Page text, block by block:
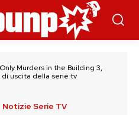
Only Murders in the Building 3,
uscita della serie tv
Notizie Serie TV